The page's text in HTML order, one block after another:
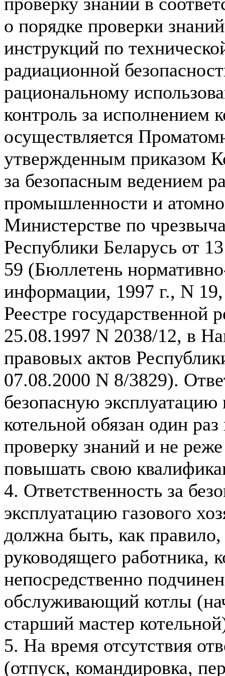
о порядке проверки
инструкций по
радиационной
рациональному
контроль за исполнением
осуществляется
утвержденным приказом
за безопасным ведением
промышленности и
Министерстве по
Республики Беларусь от
59 (Бюллетень
информации, 1997 г., N 19,
Реестре государственной
25.08.1997 N 2038/12, в
правовых актов
07.08.2000 N 8/3829).
безопасную эксплуатацию
котельной обязан один
проверку знаний и не
повышать свою
4. Ответственность за
эксплуатацию газового
должна быть, как
руководящего работника,
непосредственно
обслуживающий котлы
старший мастер
5. На время отсутствия
(отпуск, командировка,